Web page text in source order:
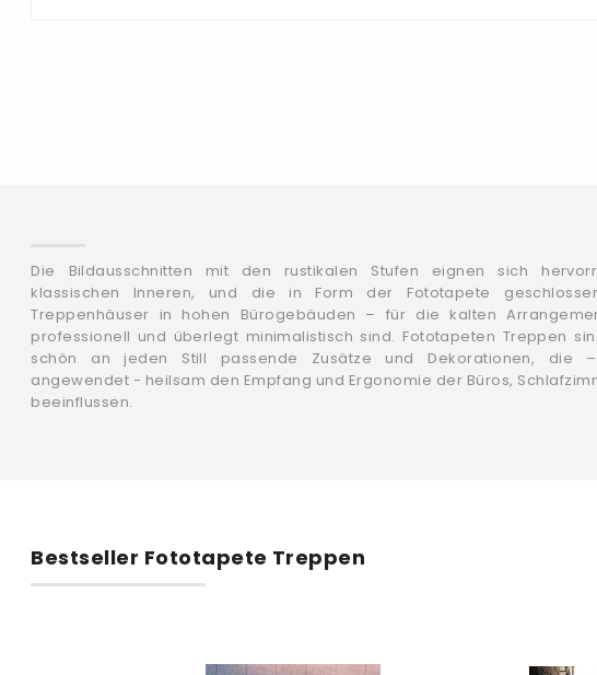
Die Bildausschnitten mit den rustikalen Stufen eignen sich
klassischen Inneren, und die in Form der Fototapete
Treppenhäuser in hohen Bürogebäuden – für die kalten
professionell und überlegt minimalistisch sind. Fototapeten Treppen
schön an jeden Still passende Zusätze und Dekorationen, die –
angewendet - heilsam den Empfang und Ergonomie der Büros,
beeinflussen.
Bestseller Fototapete Treppen